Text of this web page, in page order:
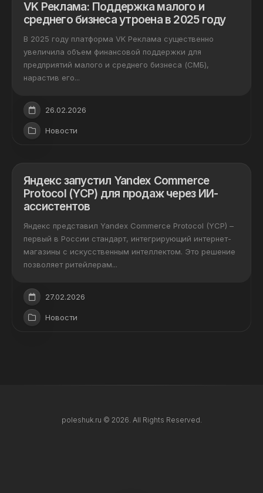
VK Реклама: Поддержка малого и
среднего бизнеса утроена в 2025 году
В 2025 году платформа VK Реклама существенно
увеличила объем финансовой поддержки для
предприятий малого и среднего бизнеса (СМБ),
нарастив его...
26.02.2026
Новости
Яндекс запустил Yandex Commerce
Protocol (YCP) для продаж через ИИ-
ассистентов
Яндекс представил Yandex Commerce Protocol (YCP) –
первый в России стандарт, интегрирующий интернет-
магазины с искусственным интеллектом. Это решение
позволяет ритейлерам...
27.02.2026
Новости
poleshuk.ru © 2026. All Rights Reserved.